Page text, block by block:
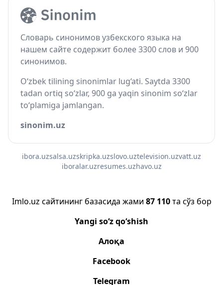
Словарь синонимов узбекского языка на
нашем сайте содержит более 3300 слов и 900
синонимов.
O‘zbek tilining sinonimlar lug‘ati. Saytda 3300
tadan ortiq so‘zlar, 900 ga yaqin sinonim so‘zlar
to‘plamiga jamlangan.
sinonim.uz
ibora.uzsalsa.uzskripka.uzslovo.uztelevision.uzvatt.uz
iboralar.uzresumes.uzhavo.uz
Imlo.uz сайтининг базасида жами 87 110та сўз бор
Yangi so‘z qo‘shish
Алоқа
Facebook
Telegram